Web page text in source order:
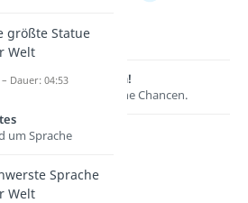
Lernen lohnt sich!
Entdecke hier deine Chancen.
größte Statue
Welt
Dauer: 04:53
um Sprache
Sprache
Welt